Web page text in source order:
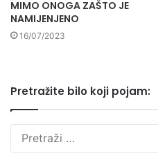
MIMO ONOGA ZAŠTO JE
NAMIJENJENO
16/07/2023
Pretražite bilo koji pojam: